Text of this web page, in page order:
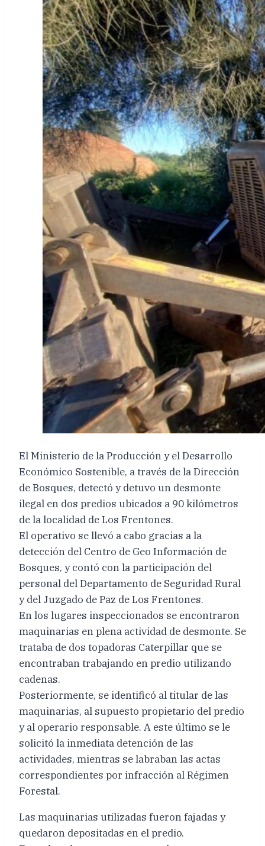
El Ministerio de la Producción y el Desarrollo
Económico Sostenible, a través de la Dirección
de Bosques, detectó y detuvo un desmonte
ilegal en dos predios ubicados a 90 kilómetros
de la localidad de Los Frentones.
El operativo se llevó a cabo gracias a la
detección del Centro de Geo Información de
Bosques, y contó con la participación del
personal del Departamento de Seguridad Rural
y del Juzgado de Paz de Los Frentones.
En los lugares inspeccionados se encontraron
maquinarias en plena actividad de desmonte. Se
trataba de dos topadoras Caterpillar que se
encontraban trabajando en predio utilizando
cadenas.
Posteriormente, se identificó al titular de las
maquinarias, al supuesto propietario del predio
y al operario responsable. A este último se le
solicitó la inmediata detención de las
actividades, mientras se labraban las actas
correspondientes por infracción al Régimen
Forestal.
Las maquinarias utilizadas fueron fajadas y
quedaron depositadas en el predio.